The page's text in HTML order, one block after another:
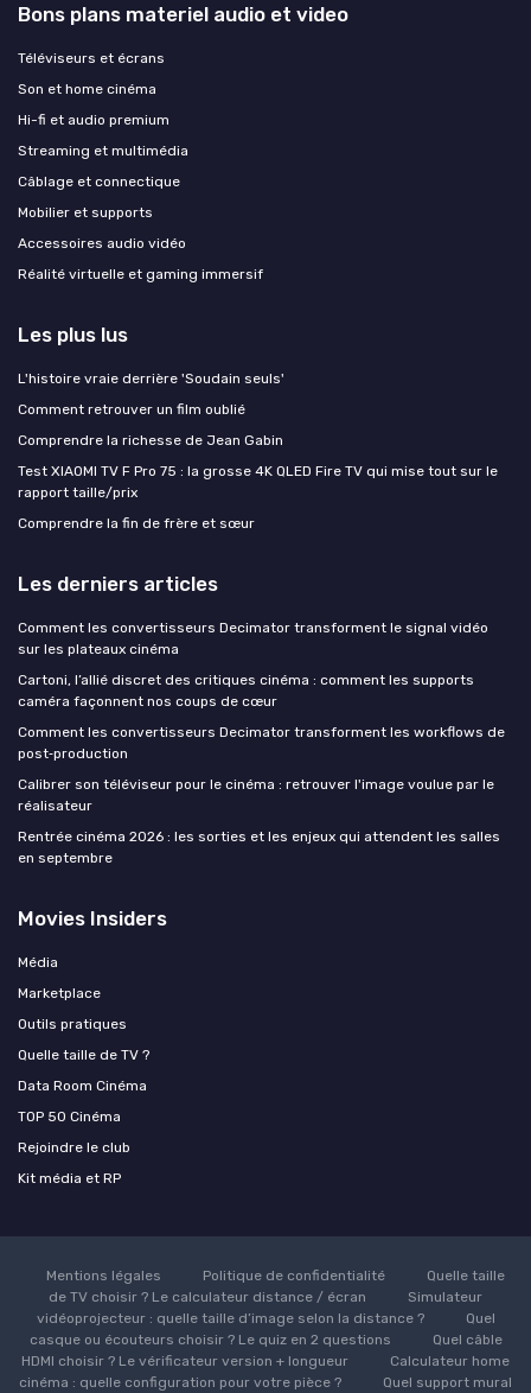
Bons plans materiel audio et video
Téléviseurs et écrans
Son et home cinéma
Hi-fi et audio premium
Streaming et multimédia
Câblage et connectique
Mobilier et supports
Accessoires audio vidéo
Réalité virtuelle et gaming immersif
Les plus lus
L'histoire vraie derrière 'Soudain seuls'
Comment retrouver un film oublié
Comprendre la richesse de Jean Gabin
Test XIAOMI TV F Pro 75 : la grosse 4K QLED Fire TV qui mise tout sur le
rapport taille/prix
Comprendre la fin de frère et sœur
Les derniers articles
Comment les convertisseurs Decimator transforment le signal vidéo
sur les plateaux cinéma
Cartoni, l’allié discret des critiques cinéma : comment les supports
caméra façonnent nos coups de cœur
Comment les convertisseurs Decimator transforment les workflows de
post‑production
Calibrer son téléviseur pour le cinéma : retrouver l'image voulue par le
réalisateur
Rentrée cinéma 2026 : les sorties et les enjeux qui attendent les salles
en septembre
Movies Insiders
Média
Marketplace
Outils pratiques
Quelle taille de TV ?
Data Room Cinéma
TOP 50 Cinéma
Rejoindre le club
Kit média et RP
Mentions légales Politique de confidentialité
Quelle taille
de TV choisir ? Le calculateur distance / écran
Simulateur
vidéoprojecteur : quelle taille d’image selon la distance ?
Quel
casque ou écouteurs choisir ? Le quiz en 2 questions
Quel câble
HDMI choisir ? Le vérificateur version + longueur
Calculateur home
cinéma : quelle configuration pour votre pièce ?
Quel support mural